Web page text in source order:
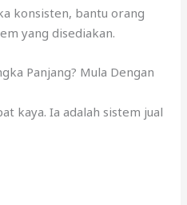
konsisten, bantu orang
yang disediakan.
Panjang? Mula Dengan
kaya. Ia adalah sistem jual